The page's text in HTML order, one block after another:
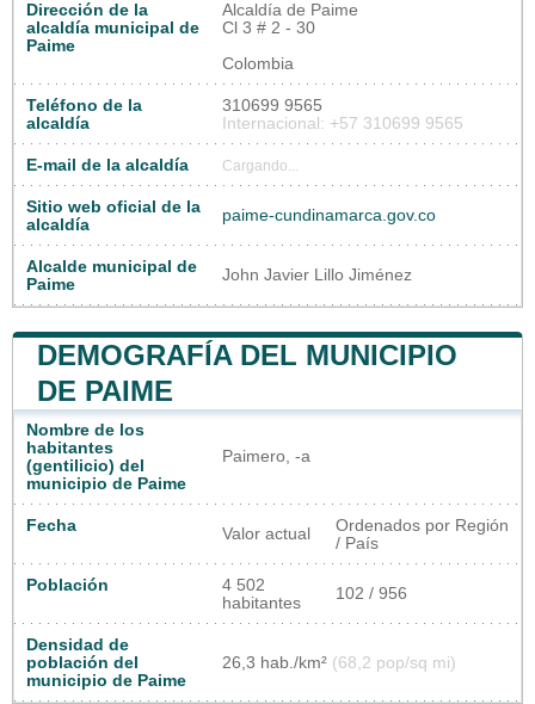
Dirección de la
alcaldía municipal de
Paime
Alcaldía de Paime
Cl 3 # 2 - 30
Colombia
Teléfono de la
alcaldía
310699 9565
Internacional: +57 310699 9565
E-mail de la alcaldía Cargando...
Sitio web oficial de la
alcaldía
paime-cundinamarca.gov.co
Alcalde municipal de
Paime
John Javier Lillo Jiménez
DEMOGRAFÍA DEL MUNICIPIO
DE PAIME
Nombre de los
habitantes
(gentilicio) del
municipio de Paime
Paimero, -a
Fecha Valor actual
Ordenados por Región
/ País
Población
4 502
habitantes
102 / 956
Densidad de
población del
municipio de Paime
26,3 hab./km² (68,2 pop/sq mi)